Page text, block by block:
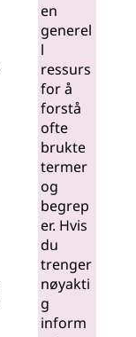
en
generel
l
ressurs
for å
forstå
ofte
brukte
termer
og
begrep
er. Hvis
du
trenger
nøyakti
g
inform